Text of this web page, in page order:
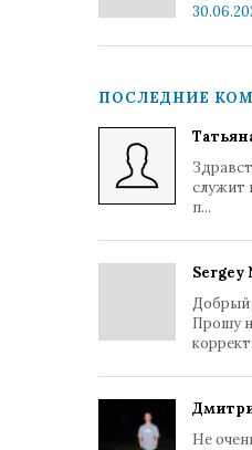
ПОСЛЕДНИЕ
служит
п...
Sergey
Добрый
Прошу
Не